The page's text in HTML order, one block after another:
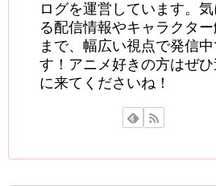
ログを運営しています。
る配信情報やキャラクタ
まで、幅広い視点で発信
す！アニメ好きの方はぜ
に来てくださいね！